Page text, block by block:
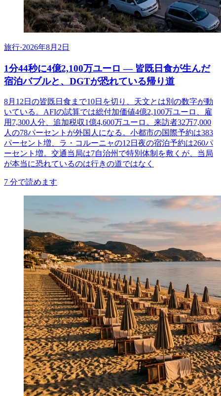
旅行·2026年8月2日
1分44秒に4億2,100万ユーロ ― 皆既日食が生んだ
宿泊バブルと、DGTが恐れている帰り道
8月12日の皆既日食まで10日を切り、天文とは別の数字が動
いている。AFIの試算では総付加価値4億2,100万ユーロ、雇
用7,300人分、追加税収1億4,600万ユーロ。来訪者32万7,000
人の78パーセントが外国人になる。小都市の国際予約は383
パーセント増、ラ・コルーニャの12日夜の宿泊予約は260パ
ーセント増。交通当局は7自治州で特別体制を敷くが、当局
が本当に恐れているのは行きの道ではなく
7 分で読めます